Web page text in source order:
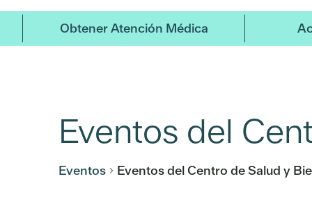
Obtener Atención Médica
Eventos del
Eventos Eventos del Centro de Salud y